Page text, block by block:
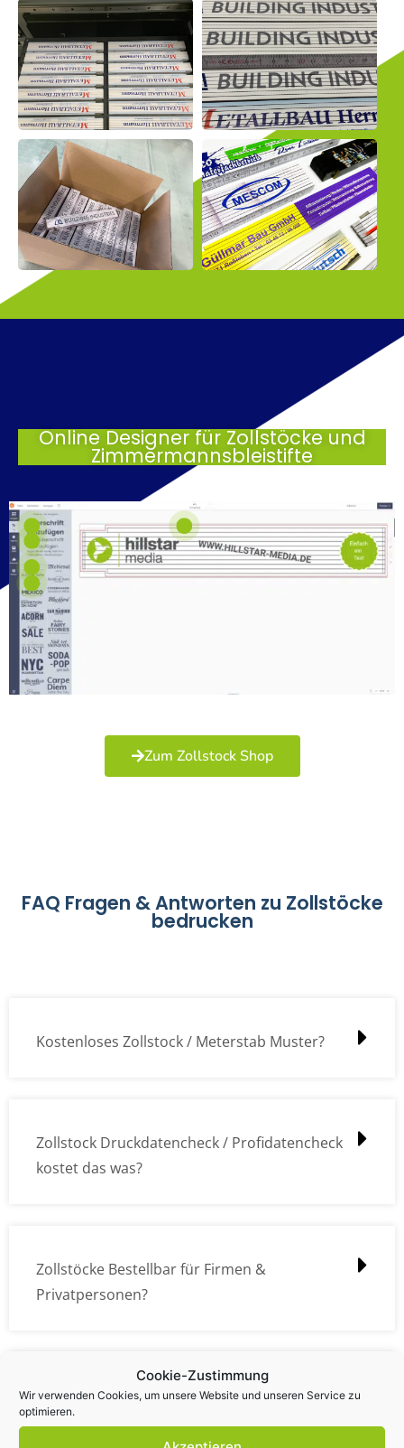
Cookie-Zustimmung
Wir verwenden Cookies, um unsere Website und unseren Service zu
optimieren.
Online Designer für Zollstöcke und
Zimmermannsbleistifte
Zum Zollstock Shop
FAQ Fragen & Antworten zu Zollstöcke
bedrucken
Kostenloses Zollstock / Meterstab Muster?
Zollstock Druckdatencheck / Profidatencheck
kostet das was?
Zollstöcke Bestellbar für Firmen &
Privatpersonen?
Wie kann ich die Daten (z.B. Logos und Texte)
übermitteln?